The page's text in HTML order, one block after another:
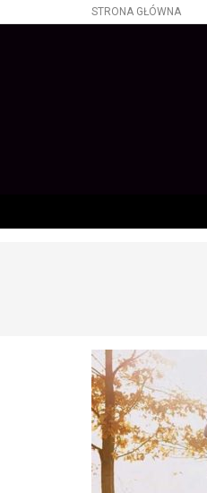
STRONA GŁÓWNA